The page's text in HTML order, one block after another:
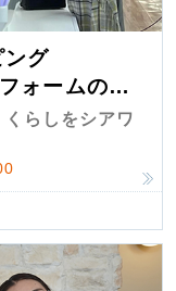
ング
ォームの
らしをシアワ